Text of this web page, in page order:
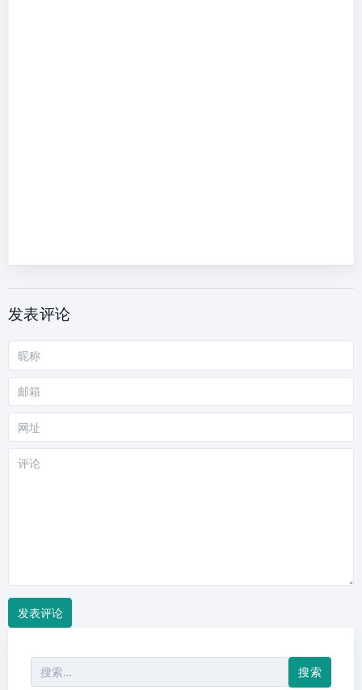
发表评论
评
昵
称
邮
箱
网
站
索：